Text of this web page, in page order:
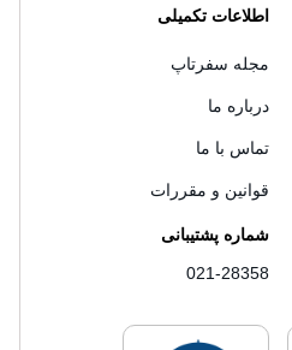
اطلاعات تکمیلی
مجله سفرتاپ
درباره ما
تماس با ما
قوانین و مقررات
شماره پشتیبانی
021-28358
لایسنس های فروش سفرتاپلایسنس های